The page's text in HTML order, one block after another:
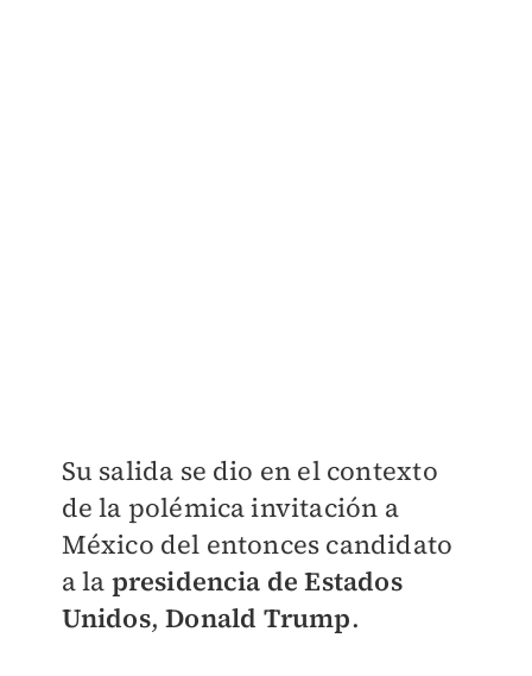
Su salida se dio en el contexto
de la polémica invitación a
México del entonces candidato
a la presidencia de Estados
Unidos,Donald Trump.